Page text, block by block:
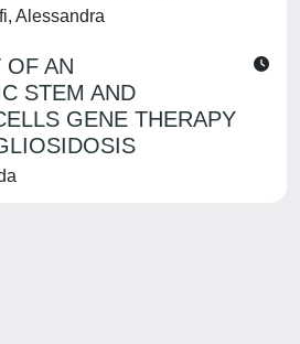
Alessandra
OF AN
STEM AND
GENE THERAPY